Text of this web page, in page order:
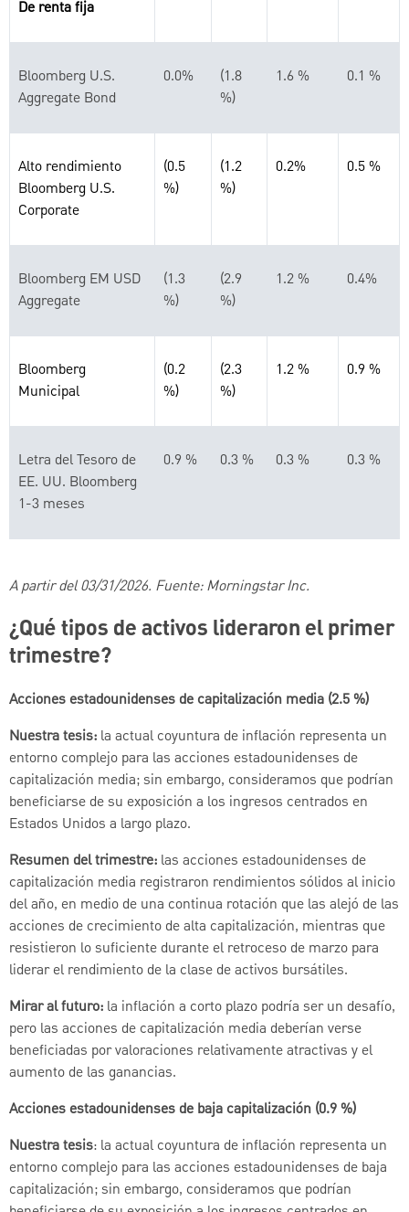
De renta fija
Bloomberg U.S.
Aggregate Bond
0.0%
(1.8
%)
1.6 % 0.1 %
Alto rendimiento
Bloomberg U.S.
Corporate
(0.5
%)
(1.2
%)
0.2% 0.5 %
Bloomberg EM USD
Aggregate
(1.3
%)
(2.9
%)
1.2 % 0.4%
Bloomberg
Municipal
(0.2
%)
(2.3
%)
1.2 % 0.9 %
Letra del Tesoro de
EE. UU. Bloomberg
1-3 meses
0.9 % 0.3 % 0.3 % 0.3 %
A partir del 03/31/2026. Fuente: Morningstar Inc.
¿Qué tipos de activos lideraron el primer
trimestre?
Acciones estadounidenses de capitalización media (2.5 %)
Nuestra tesis: la actual coyuntura de inflación representa un
entorno complejo para las acciones estadounidenses de
capitalización media; sin embargo, consideramos que podrían
beneficiarse de su exposición a los ingresos centrados en
Estados Unidos a largo plazo.
Resumen del trimestre: las acciones estadounidenses de
capitalización media registraron rendimientos sólidos al inicio
del año, en medio de una continua rotación que las alejó de las
acciones de crecimiento de alta capitalización, mientras que
resistieron lo suficiente durante el retroceso de marzo para
liderar el rendimiento de la clase de activos bursátiles.
Mirar al futuro: la inflación a corto plazo podría ser un desafío,
pero las acciones de capitalización media deberían verse
beneficiadas por valoraciones relativamente atractivas y el
aumento de las ganancias.
Acciones estadounidenses de baja capitalización (0.9 %)
Nuestra tesis: la actual coyuntura de inflación representa un
entorno complejo para las acciones estadounidenses de baja
capitalización; sin embargo, consideramos que podrían